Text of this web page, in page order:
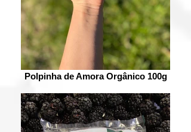
Polpinha de Amora Orgânico 100g